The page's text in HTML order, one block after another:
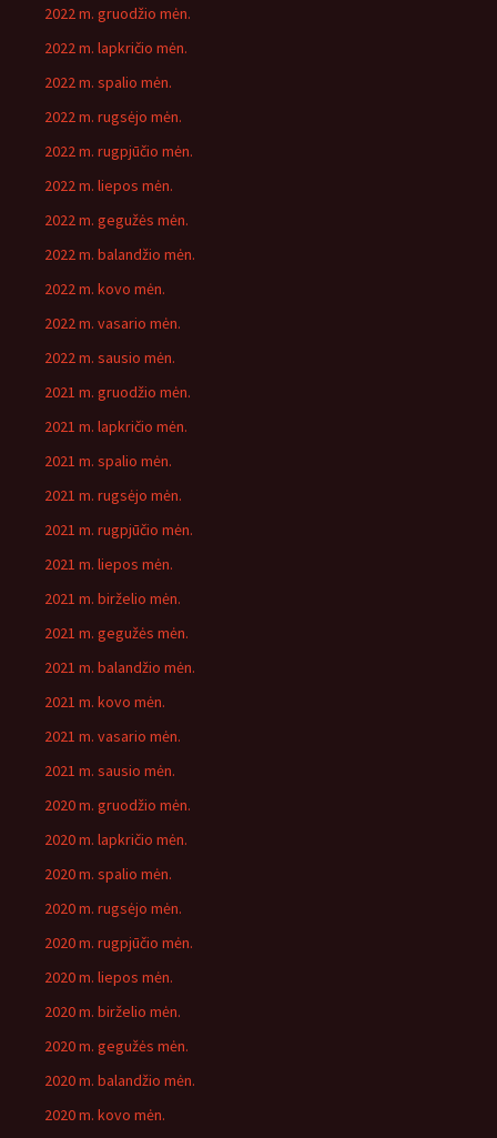
2022 m. gruodžio mėn.
2022 m. lapkričio mėn.
2022 m. spalio mėn.
2022 m. rugsėjo mėn.
2022 m. rugpjūčio mėn.
2022 m. liepos mėn.
2022 m. gegužės mėn.
2022 m. balandžio mėn.
2022 m. kovo mėn.
2022 m. vasario mėn.
2022 m. sausio mėn.
2021 m. gruodžio mėn.
2021 m. lapkričio mėn.
2021 m. spalio mėn.
2021 m. rugsėjo mėn.
2021 m. rugpjūčio mėn.
2021 m. liepos mėn.
2021 m. birželio mėn.
2021 m. gegužės mėn.
2021 m. balandžio mėn.
2021 m. kovo mėn.
2021 m. vasario mėn.
2021 m. sausio mėn.
2020 m. gruodžio mėn.
2020 m. lapkričio mėn.
2020 m. spalio mėn.
2020 m. rugsėjo mėn.
2020 m. rugpjūčio mėn.
2020 m. liepos mėn.
2020 m. birželio mėn.
2020 m. gegužės mėn.
2020 m. balandžio mėn.
2020 m. kovo mėn.